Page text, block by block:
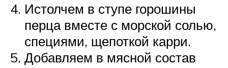
Истолчем в ступе горошины
перца вместе с морской солью,
специями, щепоткой карри.
Добавляем в мясной состав